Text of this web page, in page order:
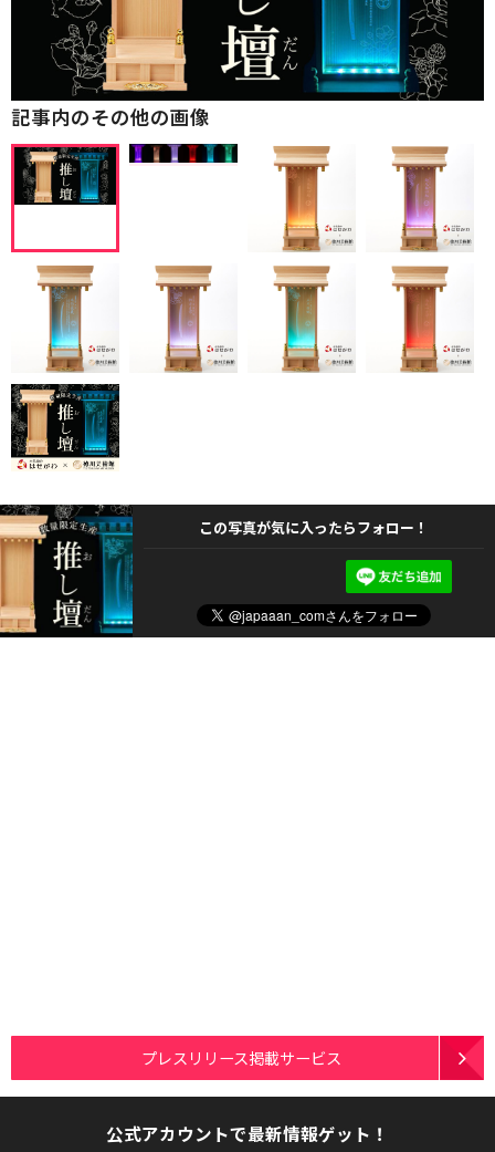
記事内のその他の画像
この写真が気に入ったらフォロー！
プレスリリース掲載サービス
公式アカウントで最新情報ゲット！